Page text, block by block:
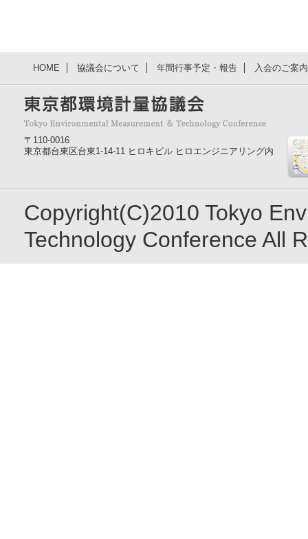
HOME 協議会について 年間行事予定・報告 入会のご案
〒110-0016
東京都台東区台東1-14-11 ヒロキビル ヒロエンジニアリング内
Copyright(C)2010 Tokyo
Technology Conference All